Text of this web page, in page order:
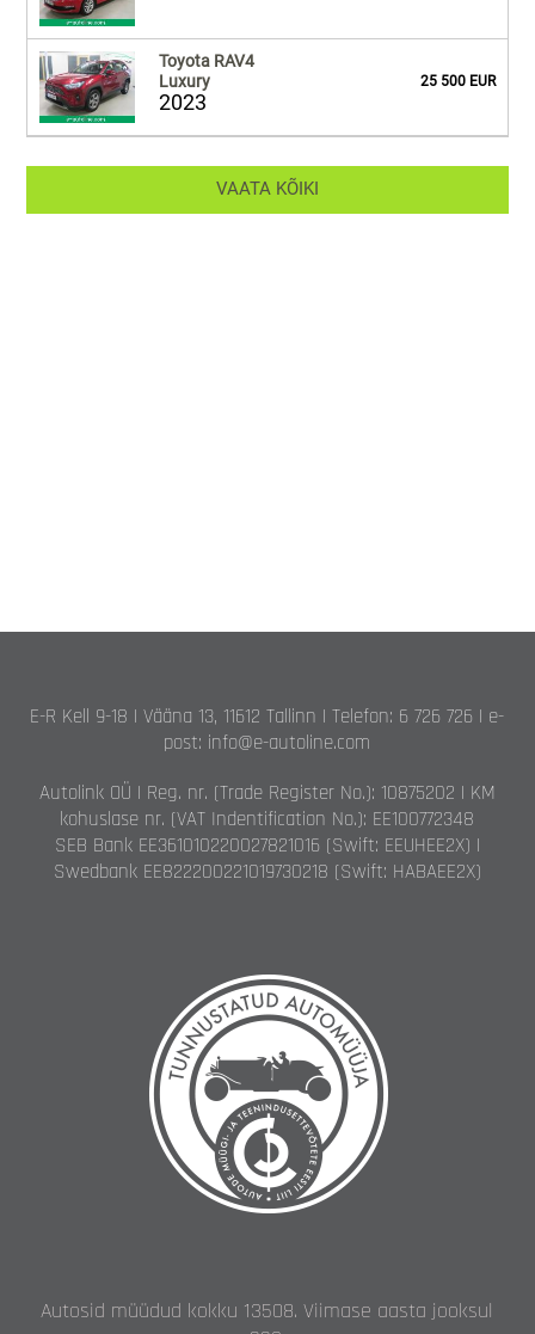
Toyota RAV4
Luxury
2023
25 500 EUR
VAATA KÕIKI
E-R Kell 9-18 | Vääna 13, 11612 Tallinn | Telefon: 6 726 726 | e-
post: info@e-autoline.com
Autolink OÜ | Reg. nr. (Trade Register No.): 10875202 | KM
kohuslase nr. (VAT Indentification No.): EE100772348
SEB Bank EE361010220027821016 (Swift: EEUHEE2X) |
Swedbank EE822200221019730218 (Swift: HABAEE2X)
Autosid müüdud kokku 13508. Viimase aasta jooksul